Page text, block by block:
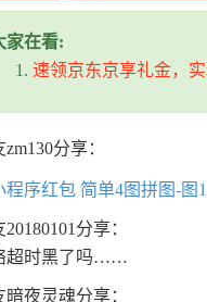
家在看:
速领京东京享礼金，
zm130分享：
20180101分享：
超时黑了吗……
暗夜灵魂分享：